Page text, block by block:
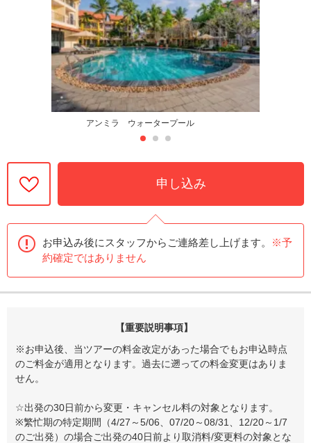
アンミラ ウォータープール
申し込み
お申込み後にスタッフからご連絡差し上げます。
※予
約確定ではありません
【重要説明事項】
※お申込後、当ツアーの料金改定があった場合でもお申込時点
のご料金が適用となります。過去に遡っての料金変更はありま
せん。
☆出発の30日前から変更・キャンセル料の対象となります。
※繁忙期の特定期間（4/27～5/06、07/20～08/31、12/20～1/7
のご出発）の場合ご出発の40日前より取消料/変更料の対象とな